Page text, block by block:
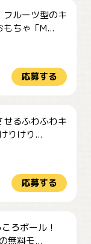
ルーツ型のキ
もちゃ「M...
応募する
るふわふわキ
りけり...
応募する
ろボール！
無料モ...